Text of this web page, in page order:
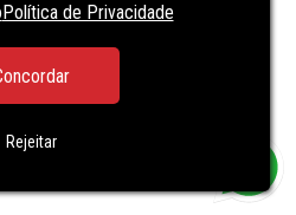
Política de Privacidade
Rejeitar